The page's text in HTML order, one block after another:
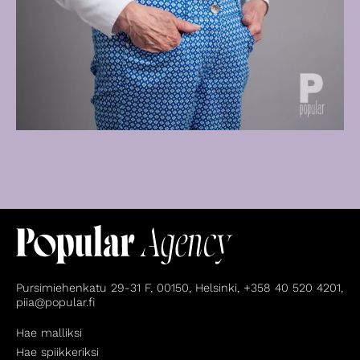
Pursimiehenkatu 29-31 F, 00150, Helsinki, +358 40 520 4201,
piia@popular.fi
Hae malliksi
Hae spiikkeriksi